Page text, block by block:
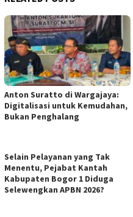
Anton Suratto di Wargajaya:
Digitalisasi untuk Kemudahan,
Bukan Penghalang
Selain Pelayanan yang Tak
Menentu, Pejabat Kantah
Kabupaten Bogor 1 Diduga
Selewengkan APBN 2026?